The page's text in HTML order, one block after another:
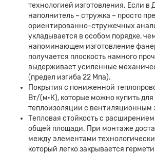
технологией изготовления. Если в
наполнитель – стружка – просто
ориентированно-стружечных
укладывается в особом порядке,
напоминающем изготовление
получается плоскость намного
выдерживает усиленные
(предел изгиба 22 Мпа).
Покрытия с пониженной
Вт/(м·К), которые можно купить для
теплоизоляции с вентиляционным
Тепловая стойкость с расширением
общей площади. При монтаже
между элементами
который легко закрывается